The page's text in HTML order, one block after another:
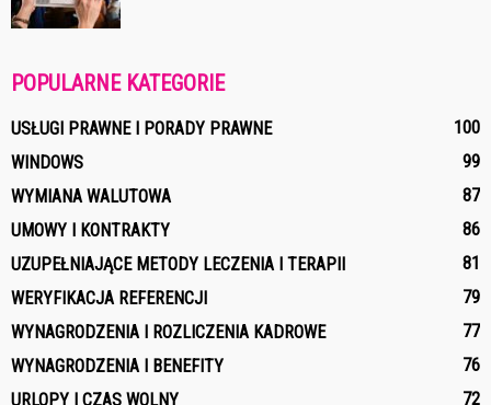
POPULARNE KATEGORIE
USŁUGI PRAWNE I PORADY PRAWNE
100
WINDOWS
99
WYMIANA WALUTOWA
87
UMOWY I KONTRAKTY
86
UZUPEŁNIAJĄCE METODY LECZENIA I TERAPII
81
WERYFIKACJA REFERENCJI
79
WYNAGRODZENIA I ROZLICZENIA KADROWE
77
WYNAGRODZENIA I BENEFITY
76
URLOPY I CZAS WOLNY
72